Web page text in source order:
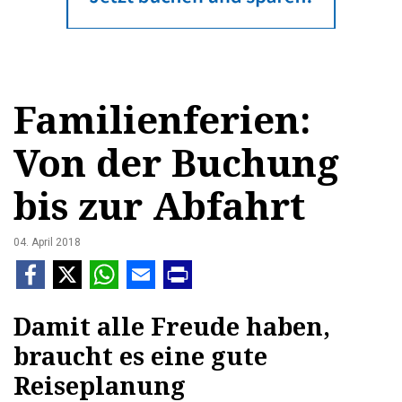
Familienferien:
Von der Buchung
bis zur Abfahrt
04. April 2018
Damit alle Freude haben,
braucht es eine gute
Reiseplanung